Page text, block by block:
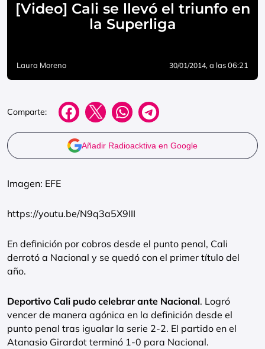
[Video] Cali se llevó el triunfo en
la Superliga
Laura Moreno 30/01/2014, a las 06:21
Comparte:
Añadir Radioacktiva en Google
Imagen: EFE
https://youtu.be/N9q3a5X9III
En definición por cobros desde el punto penal, Cali
derrotó a Nacional y se quedó con el primer título del
año.
Deportivo Cali pudo celebrar ante Nacional. Logró
vencer de manera agónica en la definición desde el
punto penal tras igualar la serie 2-2. El partido en el
Atanasio Girardot terminó 1-0 para Nacional.